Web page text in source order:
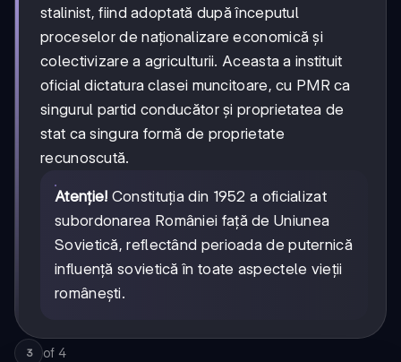
stalinist, fiind adoptată după începutul
proceselor de naționalizare economică și
colectivizare a agriculturii. Aceasta a instituit
oficial dictatura clasei muncitoare, cu PMR ca
singurul partid conducător și proprietatea de
stat ca singura formă de proprietate
recunoscută.
Atenție! Constituția din 1952 a oficializat
subordonarea României față de Uniunea
Sovietică, reflectând perioada de puternică
influență sovietică în toate aspectele vieții
românești.
3 of 4